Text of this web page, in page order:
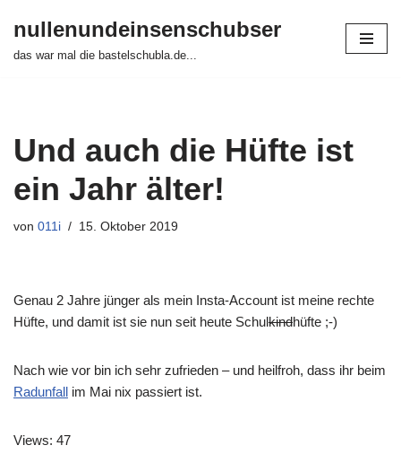
Zum
nullenundeinsenschubser
das war mal die bastelschubla.de...
Und auch die Hüfte ist
ein Jahr älter!
von 011i 15. Oktober 2019
Genau 2 Jahre jünger als mein Insta-Account ist meine rechte
Hüfte, und damit ist sie nun seit heute Schulkindhüfte ;-)
Nach wie vor bin ich sehr zufrieden – und heilfroh, dass ihr beim
Radunfall im Mai nix passiert ist.
Views: 47